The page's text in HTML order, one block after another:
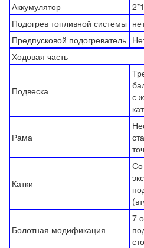
Аккумулятор
Подогрев топливной системы
Предпусковой подогреватель
Ходовая часть
Подвеска
с
Рама
Катки
Со
Болотная модификация
7